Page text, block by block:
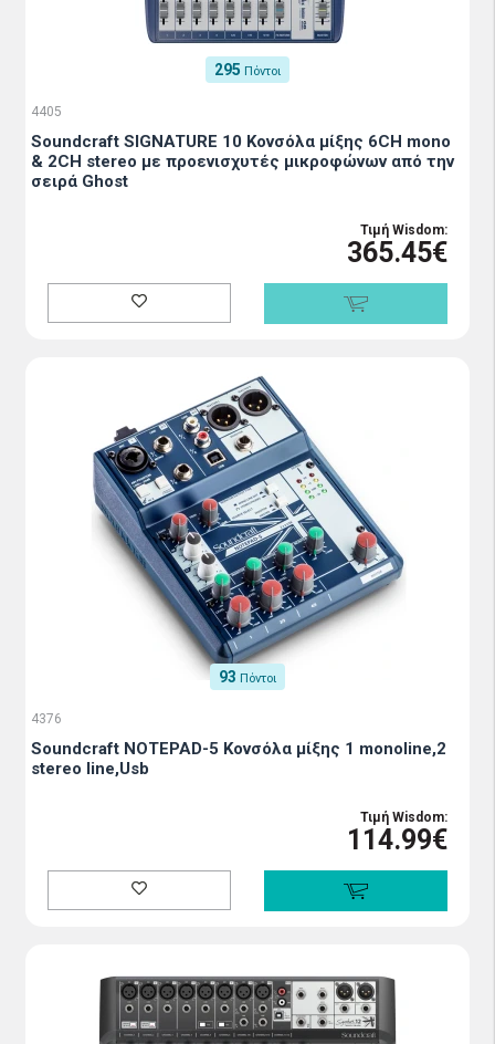
295 Πόντοι
4405
Soundcraft SIGNATURE 10 Κονσόλα μίξης 6CH mono
& 2CH stereo με προενισχυτές μικροφώνων από την
σειρά Ghost
Τιμή Wisdom:
365.45€
93 Πόντοι
4376
Soundcraft NOTEPAD-5 Κονσόλα μίξης 1 monoline,2
stereo line,Usb
Τιμή Wisdom:
114.99€